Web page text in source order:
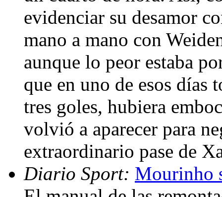
evidenciar su desamor
mano a mano con
aunque lo peor estaba
que en uno de esos días
tres goles, hubiera
volvió a aparecer para
extraordinario pase de
Diario Sport: Mourinho